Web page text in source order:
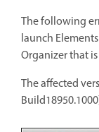
The following
launch
Organizer that
The affected